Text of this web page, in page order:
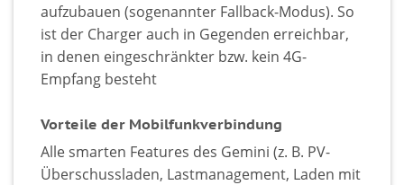
aufzubauen (sogenannter Fallback-Modus). So
ist der Charger auch in Gegenden erreichbar,
in denen eingeschränkter bzw. kein 4G-
Empfang besteht
Vorteile der Mobilfunkverbindung
Alle smarten Features des Gemini (z. B. PV-
Überschussladen, Lastmanagement, Laden mit